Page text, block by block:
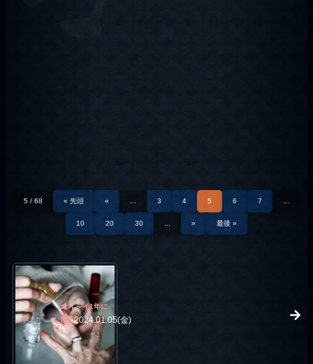
5 / 68 « 先頭 « 3 4 5 6 7
10 20 30 » 最後 »
オイシイ1年に
2024.01.05(金)